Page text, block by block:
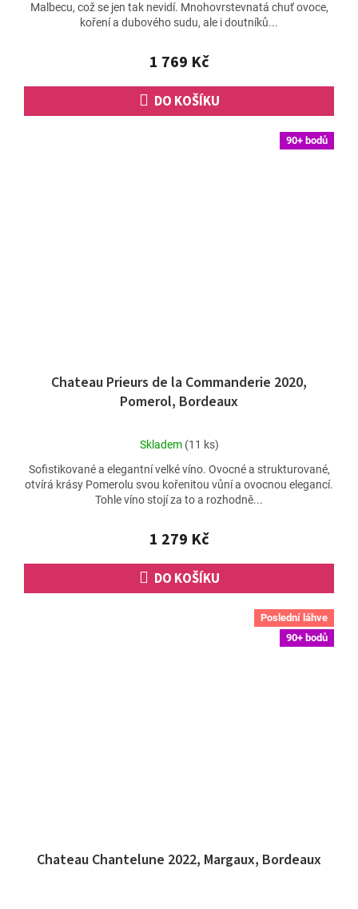
1 769 Kč
DO KOŠÍKU
Malbecu, což se jen tak nevidí. Mnohovrstevnatá chuť ovoce,
koření a dubového sudu, ale i doutníků...
90+ bodů
Chateau Prieurs de la Commanderie 2020,
Pomerol, Bordeaux
Průměrné
produktu
je
5,0
5
hvězdiček.
Skladem (11 ks)
1 279 Kč
DO KOŠÍKU
Sofistikované a elegantní velké víno. Ovocné a strukturované,
otvírá krásy Pomerolu svou kořenitou vůní a ovocnou elegancí.
Tohle víno stojí za to a rozhodně...
Poslední láhve
90+ bodů
Chateau Chantelune 2022, Margaux, Bordeaux